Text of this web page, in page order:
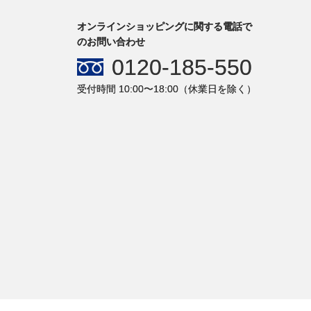
オンラインショッピングに関する電話で
のお問い合わせ
0120-185-550
受付時間 10:00〜18:00（休業日を除く）